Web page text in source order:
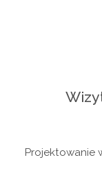
Projektowanie